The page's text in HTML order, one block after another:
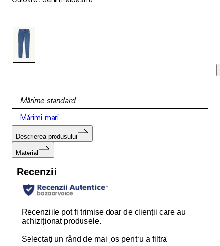
Mărime standard
Mărimi mari
Descrierea produsului
Material
Recenzii
Recenziile pot fi trimise doar de clienții care au
achiziționat produsele.
Selectați un rând de mai jos pentru a filtra